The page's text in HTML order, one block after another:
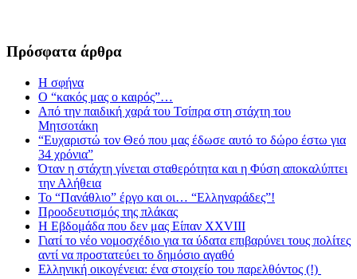
Πρόσφατα άρθρα
Η σφήνα
Ο “κακός μας ο καιρός”…
Από την παιδική χαρά του Τσίπρα στη στάχτη του
Μητσοτάκη
“Ευχαριστώ τον Θεό που μας έδωσε αυτό το δώρο έστω για
34 χρόνια”
Όταν η στάχτη γίνεται σταθερότητα και η Φύση αποκαλύπτει
την Αλήθεια
Το “Πανάθλιο” έργο και οι… “Ελληναράδες”!
Προοδευτισμός της πλάκας
Η Εβδομάδα που δεν μας Είπαν XXVIII
Γιατί το νέο νομοσχέδιο για τα ύδατα επιβαρύνει τους πολίτες
αντί να προστατεύει το δημόσιο αγαθό
Ελληνική οικογένεια: ένα στοιχείο του παρελθόντος (!)